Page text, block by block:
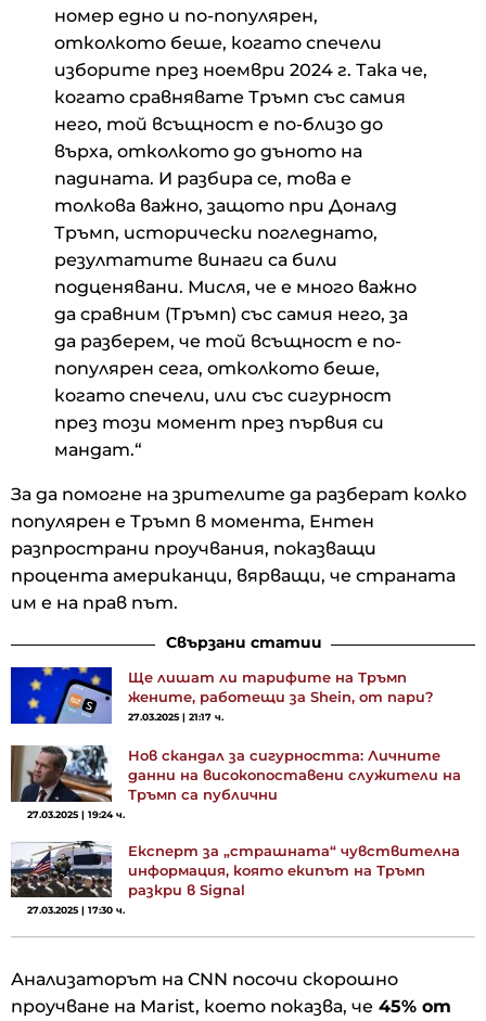
номер едно и по-популярен,
отколкото беше, когато спечели
изборите през ноември 2024 г. Така че,
когато сравнявате Тръмп със самия
него, той всъщност е по-близо до
върха, отколкото до дъното на
падината. И разбира се, това е
толкова важно, защото при Доналд
Тръмп, исторически погледнато,
резултатите винаги са били
подценявани. Мисля, че е много важно
да сравним (Тръмп) със самия него, за
да разберем, че той всъщност е по-
популярен сега, отколкото беше,
когато спечели, или със сигурност
през този момент през първия си
мандат.“
За да помогне на зрителите да разберат колко
популярен е Тръмп в момента, Ентен
разпространи проучвания, показващи
процента американци, вярващи, че страната
им е на прав път.
Свързани статии
Ще лишат ли тарифите на Тръмп
жените, работещи за Shein, от пари?
27.03.2025 | 21:17 ч.
Нов скандал за сигурността: Личните
данни на високопоставени служители на
Тръмп са публични
27.03.2025 | 19:24 ч.
Експерт за „страшната“ чувствителна
информация, която екипът на Тръмп
разкри в Signal
27.03.2025 | 17:30 ч.
Анализаторът на CNN посочи скорошно
проучване на Marist, което показва, че 45% от